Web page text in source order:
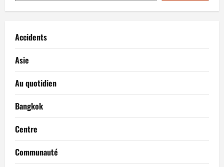
Accidents
Asie
Au quotidien
Bangkok
Centre
Communauté